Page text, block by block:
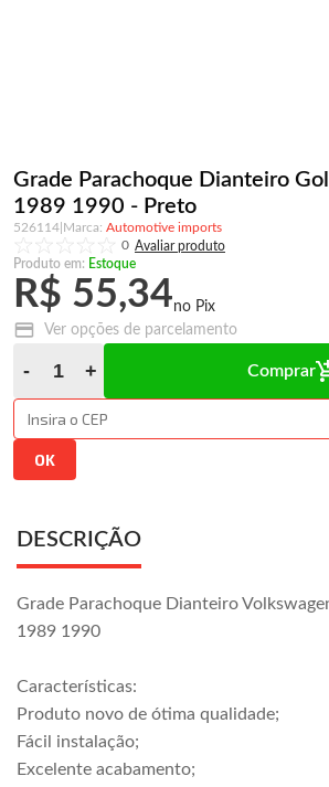
Grade Parachoque Dianteiro
1989 1990 - Preto
526114
Automotive imports
0
Produto em: Estoque
R$ 55,34
Ver opções de parcelamento
Comprar
DESCRIÇÃO
Grade Parachoque Dianteiro
1989 1990
Características:
Produto novo de ótima qualidade;
Fácil instalação;
Excelente acabamento;